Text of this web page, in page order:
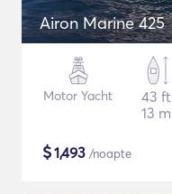
Airon Marine 425
Motor Yacht
43 ft
13 m
$1,493 /noapte